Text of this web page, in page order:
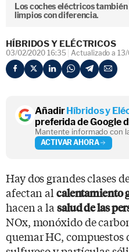
Los coches eléctricos
limpios con diferencia.
HÍBRIDOS Y ELÉCTRICOS
03/02/2020 16:35 Actualizado a
AñadirHíbridos y
preferida de Google
Mantente informado con
ACTIVAR AHORA
Hay dos grandes clases
afectan al calentamiento
hacen a la salud de las
NOx, monóxido de
quemar HC,